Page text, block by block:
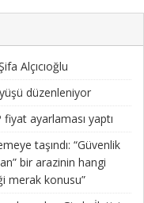
Alçıcıoğlu
düzenleniyor
ayarlaması yaptı
taşındı: “Güvenlik
bir arazinin hangi
merak konusu”